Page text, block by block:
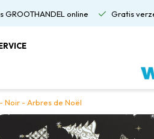
GROOTHANDEL online Gratis
Noir - Arbres de Noël